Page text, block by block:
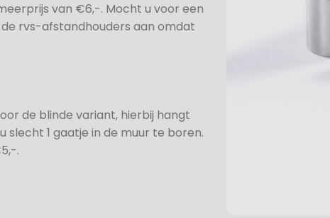
van €6,-. Mocht u voor een
rvs-afstandhouders aan omdat
de blinde variant, hierbij hangt
1 gaatje in de muur te boren.
.